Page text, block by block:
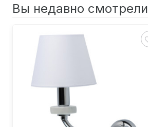
Вы недавно смотрели